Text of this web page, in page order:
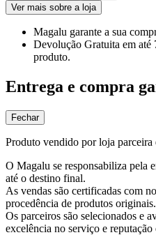
Ver mais sobre a loja
Magalu garante a sua
Devolução Gratuita em até
produto.
Entrega e compra
Fechar
Produto vendido por loja parceira
O Magalu se responsabiliza pela
até o destino final.
As vendas são certificadas com
procedência de produtos originais.
Os parceiros são selecionados e
excelência no serviço e reputação